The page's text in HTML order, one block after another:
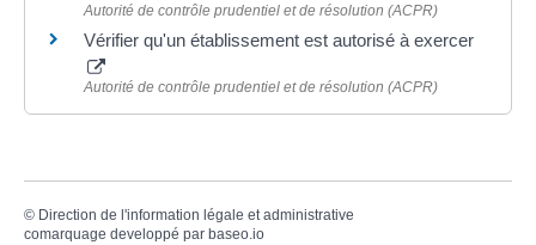
Autorité de contrôle prudentiel et de résolution (ACPR)
Vérifier qu'un établissement est autorisé à exercer
Autorité de contrôle prudentiel et de résolution (ACPR)
© Direction de l'information légale et administrative
comarquage developpé par baseo.io